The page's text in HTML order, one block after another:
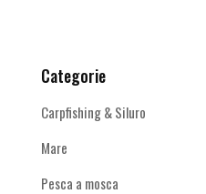
Categorie
Carpfishing & Siluro
Mare
Pesca a mosca